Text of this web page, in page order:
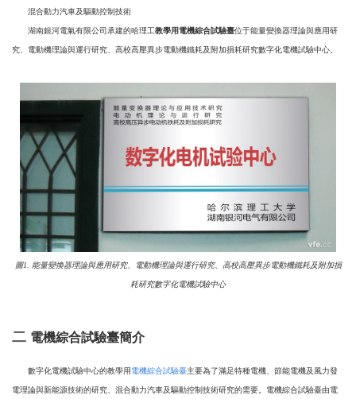
混合動力汽車及驅動控制技術
湖南銀河電氣有限公司承建的哈理工教學用電機綜合試驗臺位于能量變換器理論與應用研
究、電動機理論與運行研究、高校高壓異步電動機鐵耗及附加損耗研究數字化電機試驗中心。
圖1. 能量變換器理論與應用研究、電動機理論與運行研究、高校高壓異步電動機鐵耗及附加損
耗研究數字化電機試驗中心
二 電機綜合試驗臺簡介
數字化電機試驗中心的教學用電機綜合試驗臺主要為了滿足特種電機、節能電機及風力發
電理論與新能源技術的研究、混合動力汽車及驅動控制技術研究的需要。電機綜合試驗臺由電